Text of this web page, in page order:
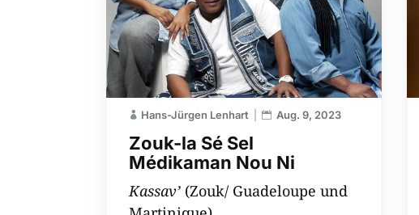
Zouk-la Sé Sel
Médikaman Nou Ni
Hans-Jürgen Lenhart Aug. 9, 2023
Kassav’ (Zouk/ Guadeloupe und